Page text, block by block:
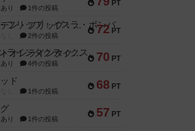
PT
り 1件の投稿
72 PT
キャプテン・フリップ：イスラ・ボンバ
2件の投稿
70 PT
メメントオンラインタクティクス
り 4件の投稿
68 PT
ド
1件の投稿
57 PT
り 1件の投稿